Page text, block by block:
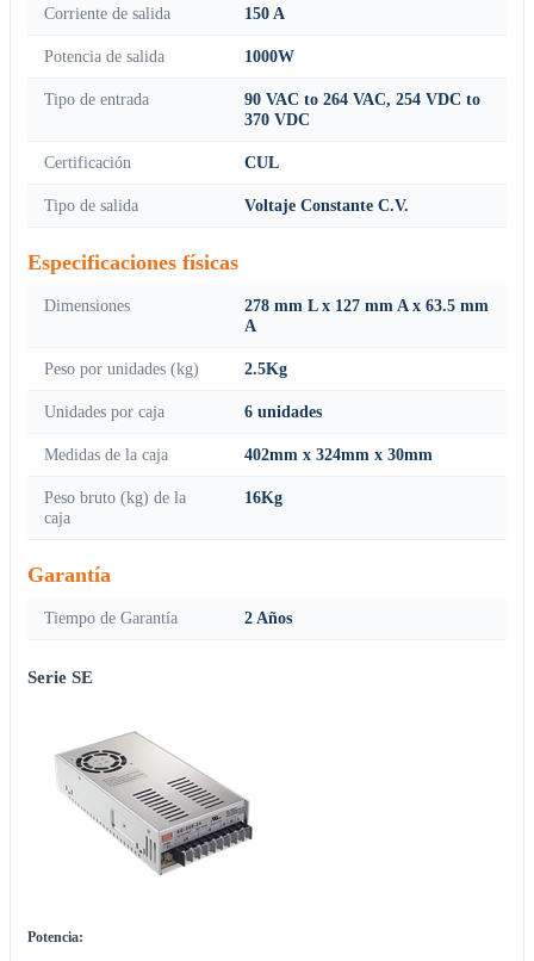
Corriente de salida 150 A
Potencia de salida 1000W
Tipo de entrada
90 VAC to 264 VAC, 254 VDC to
370 VDC
Certificación CUL
Tipo de salida Voltaje Constante C.V.
Especificaciones físicas
Dimensiones
278 mm L x 127 mm A x 63.5 mm
A
Peso por unidades (kg) 2.5Kg
Unidades por caja 6 unidades
Medidas de la caja 402mm x 324mm x 30mm
Peso bruto (kg) de la
caja
16Kg
Garantía
Tiempo de Garantía 2 Años
Serie SE
Potencia: